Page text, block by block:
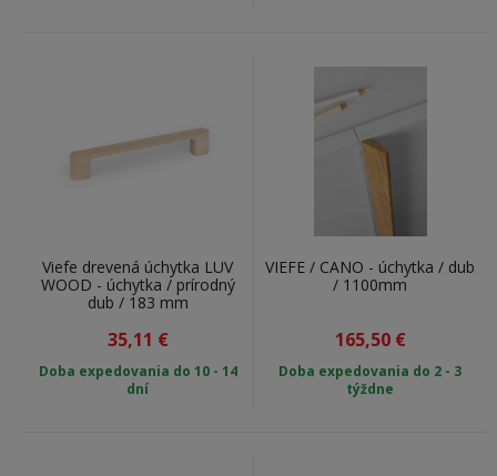
Ako vybrať správne drevené úchytky na skrinky?
Viefe drevená úchytka LUV
WOOD - úchytka / prírodný
dub / 183 mm
35,11 €
Doba expedovania do 10 - 14
dní
VIEFE / CANO - úchytka / dub
/ 1100mm
165,50 €
Doba expedovania do 2 - 3
týždne